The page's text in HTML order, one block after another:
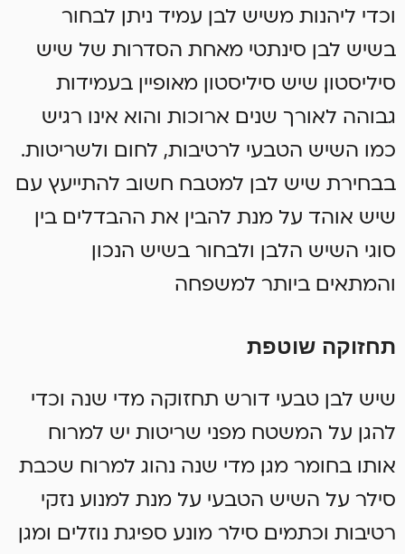
וכדי ליהנות משיש לבן עמיד ניתן לבחור
בשיש לבן סינתטי מאחת הסדרות של שיש
סיליסטון. שיש סיליסטון מאופיין בעמידות
גבוהה לאורך שנים ארוכות והוא אינו רגיש
כמו השיש הטבעי לרטיבות, לחום ולשריטות.
בבחירת שיש לבן למטבח חשוב להתייעץ עם
שיש אוהד על מנת להבין את ההבדלים בין
סוגי השיש הלבן ולבחור בשיש הנכון
והמתאים ביותר למשפחה
תחזוקה שוטפת
שיש לבן טבעי דורש תחזוקה מדי שנה וכדי
להגן על המשטח מפני שריטות יש למרוח
אותו בחומר מגן. מדי שנה נהוג למרוח שכבת
סילר על השיש הטבעי על מנת למנוע נזקי
רטיבות וכתמים. סילר מונע ספיגת נוזלים ומגן